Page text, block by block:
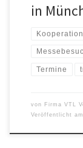
in
Termine
von Firma VTL
Veröffentlicht am